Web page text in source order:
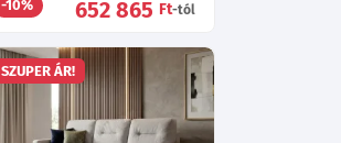
-10% 652 865 Ft-tól
SZUPER ÁR!